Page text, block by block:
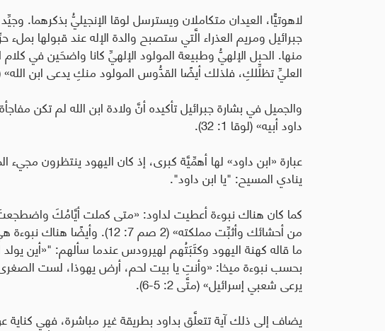
لاهوتيًّا، العيدان متكاملان ويسترسل لوقا الإنجيليُّ بذكرهما.
جبرائيل ومريم العذراء الَّتي ستصبح والدة الإله عند قبولها
منها. الحبل الإلهيُّ وطبيعة المولود الإلهيِّ كانا واضحَين في
العليِّ تظلِّلكِ، فلذلك أيضًا القدُّوس المولود منكِ يدعى ابن الله» (لوقا
والجميل في بشارة جبرائيل تأكيده أنَّ ولادة ابن الله لم تكن
داود أبيه» (لوقا 1: 32).
عبارة «ابن داود» لها أهمِّيَّة كبرى، إذ كان اليهود ينتظرون
ينادي المسيح: "يا ابن داود".
كما كان هناك نبوءة أعطيت لداود: «متى كملت أيَّامُكَ
من أحشائك وأثبِّت مملكته» (2 صم
ما قاله كهنة اليهود وكتَبَتُهم لهيرودس عندما سألهم: "«أين
بحسب نبوءة ميخا: «وأنتِ يا بيت لحم، أرض يهوذا، لست
يرعى شعبي إسرائيل» (متَّى 2: 5-6).
يضاف إلى ذلك آية تتعلَّق بداود بطريقة غير مباشرة، فهي كناية